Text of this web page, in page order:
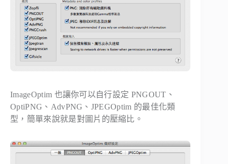
ImageOptim 也讓你可以自行設定 PNGOUT、
OptiPNG、AdvPNG、JPEGOptim 的最佳化類
型，簡單來說就是對圖片的壓縮比。